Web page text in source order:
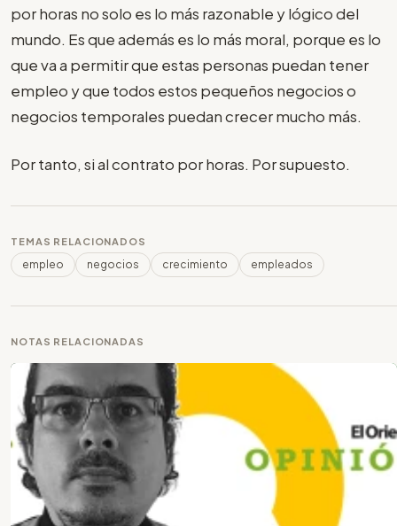
por horas no solo es lo más razonable y lógico del
mundo. Es que además es lo más moral, porque es lo
que va a permitir que estas personas puedan tener
empleo y que todos estos pequeños negocios o
negocios temporales puedan crecer mucho más.
Por tanto, si al contrato por horas. Por supuesto.
TEMAS RELACIONADOS
empleo negocios crecimiento empleados
NOTAS RELACIONADAS